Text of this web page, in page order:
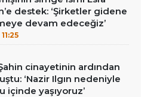
destek: ‘Şirketler gidene
devam edeceğiz’
11:25
cinayetinin ardından
‘Nazir Ilgın nedeniyle
içinde yaşıyoruz’